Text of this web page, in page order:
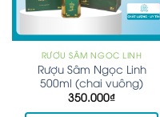
RƯỢU SÂM NGỌC LINH
Rượu Sâm Ngọc Linh
500ml (chai vuông)
350.000₫